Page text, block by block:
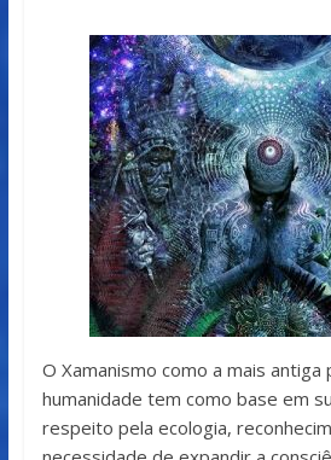
O Xamanismo como a mais
humanidade tem como base em
respeito pela ecologia,